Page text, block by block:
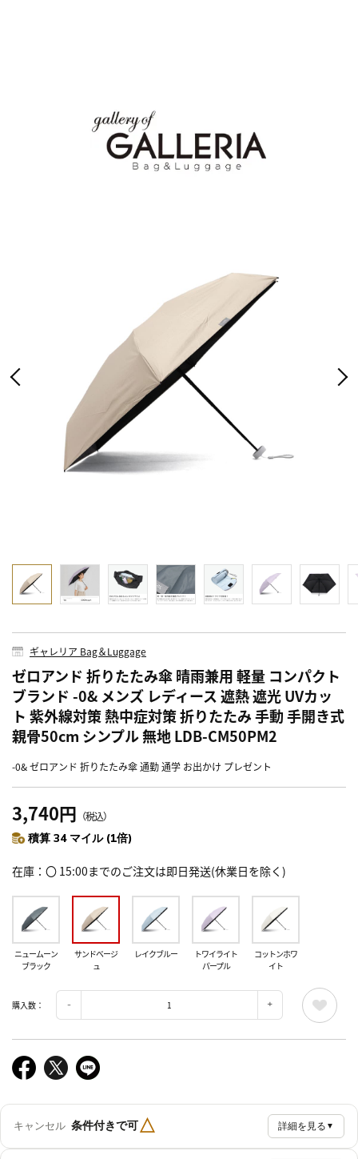
ギャレリア Bag＆Luggage
ゼロアンド 折りたたみ傘 晴雨兼用 軽量 コンパクト
ブランド -0& メンズ レディース 遮熱 遮光 UVカッ
ト 紫外線対策 熱中症対策 折りたたみ 手動 手開き式
親骨50cm シンプル 無地 LDB-CM50PM2
-0& ゼロアンド 折りたたみ傘 通勤 通学 お出かけ プレゼント
3,740円 （税込）
積算 34 マイル (1倍)
在庫 〇 15:00までのご注文は即日発送(休業日を除く)
ニュームーン
ブラック
サンドベージ
ュ
レイクブルー
トワイライト
パープル
コットンホワ
イト
購入数：
キャンセル 条件付きで可△ 詳細を見る ▼